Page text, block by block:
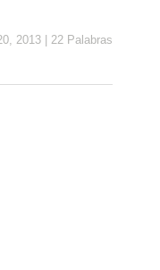
2013 22 Palabras